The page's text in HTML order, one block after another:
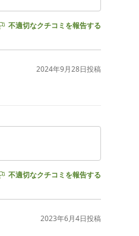
不適切なクチコミを報告する
2024年9月28日投稿
不適切なクチコミを報告する
2023年6月4日投稿